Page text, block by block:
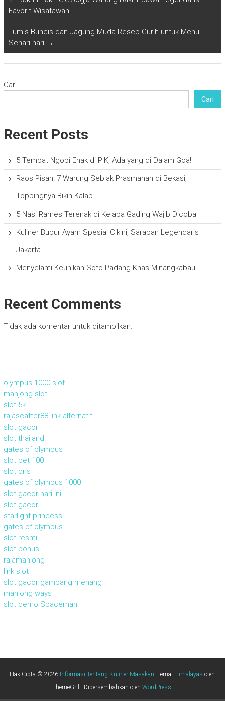
Favorit Wisatawan
Tumis Buncis dan Jagung Muda Resep Gurih untuk Menu
Sehari-hari →
Cari
Cari
Recent Posts
5 Tempat Ngopi Enak di PIK, Ada yang di Dalam Goa!
Raos Pisan! 7 Warung Seblak Prasmanan di Bekasi,
Toppingnya Bikin Kalap
5 Nasi Rames Terenak di Kelapa Gading Wajib Dicoba
Kuliner Bubur Ayam Spesial Cikini, Sarapan Legendaris
Jakarta
Menyelami Keunikan Soto Padang Khas Minangkabau
Recent Comments
Tidak ada komentar untuk ditampilkan.
olympus 1000 slot
mahjong slot
slot 5k
rajascatter88 link alternatif
slot gacor
slot thailand
gates of olympus
slot bet 100
slot qris
gates of olympus 1000
slot gacor hari ini
slot gacor
starlight princess
gates of olympus
slot resmi
slot bonus
rajamahjong
link slot
slot gacor gampang menang
mahjong ways
slot demo Spaceman
Hak Cipta © 2026 Informasi Tentang Kuliner Masakan. Tema: Himalayas oleh
ThemeGrill. Dipersembahkan oleh WordPress.